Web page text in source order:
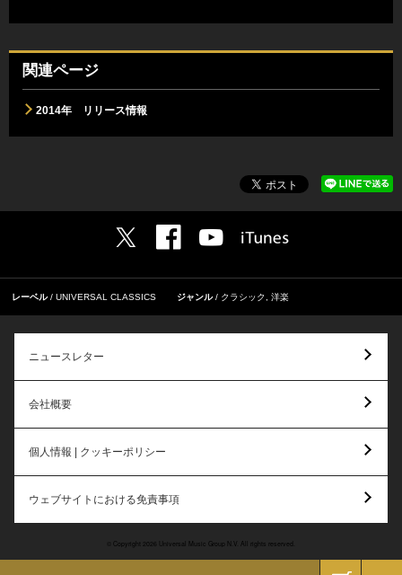
関連ページ
2014年 リリース情報
レーベル UNIVERSAL CLASSICS ジャンル クラシック 洋楽
ニュースレター
会社概要
個人情報 | クッキーポリシー
ウェブサイトにおける免責事項
© Copyright 2026 Universal Music Group N.V. All rights reserved.